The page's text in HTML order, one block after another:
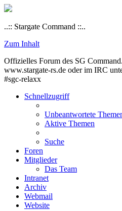
..:: Stargate Command ::..
Zum Inhalt
Offizielles Forum des SG
www.stargate-rs.de oder im IRC
#sgc-relaxx
Schnellzugriff
Unbeantwortete
Aktive Themen
Suche
Foren
Mitglieder
Das Team
Intranet
Archiv
Webmail
Website